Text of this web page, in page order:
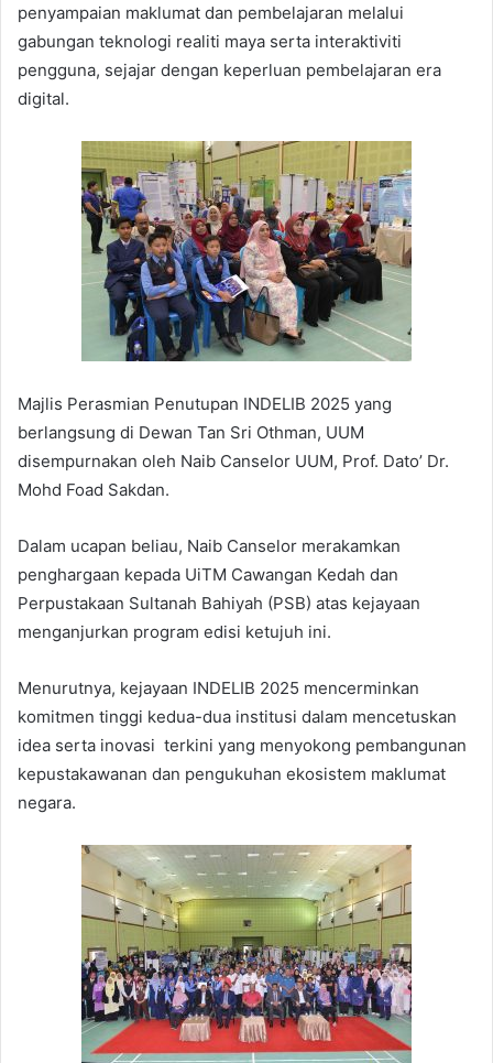
penyampaian maklumat dan pembelajaran melalui
gabungan teknologi realiti maya serta interaktiviti
pengguna, sejajar dengan keperluan pembelajaran era
digital.
Majlis Perasmian Penutupan INDELIB 2025 yang
berlangsung di Dewan Tan Sri Othman, UUM
disempurnakan oleh Naib Canselor UUM, Prof. Dato’ Dr.
Mohd Foad Sakdan.
Dalam ucapan beliau, Naib Canselor merakamkan
penghargaan kepada UiTM Cawangan Kedah dan
Perpustakaan Sultanah Bahiyah (PSB) atas kejayaan
menganjurkan program edisi ketujuh ini.
Menurutnya, kejayaan INDELIB 2025 mencerminkan
komitmen tinggi kedua-dua institusi dalam mencetuskan
idea serta inovasi terkini yang menyokong pembangunan
kepustakawanan dan pengukuhan ekosistem maklumat
negara.